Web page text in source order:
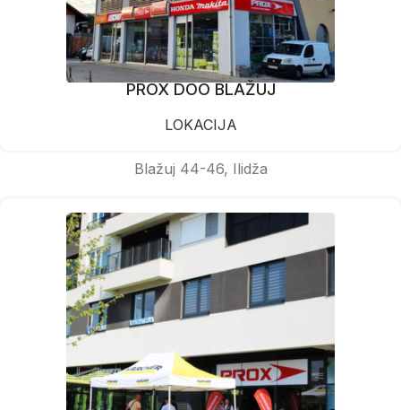
PROX DOO BLAŽUJ
LOKACIJA
Blažuj 44-46, Ilidža